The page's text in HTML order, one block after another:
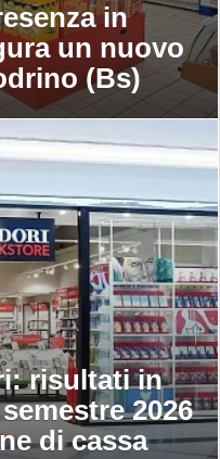
in
un nuovo
(Bs)
risultati in
2026
di cassa